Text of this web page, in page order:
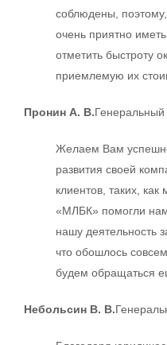
соблюдены,
очень приятно
отметить быстроту
приемлемую их
Пронин А. В.
Желаем Вам
развития своей
клиентов, таких,
«МЛБК» помогли
нашу деятельность
что обошлось
будем обращаться
Небольсин В. В.